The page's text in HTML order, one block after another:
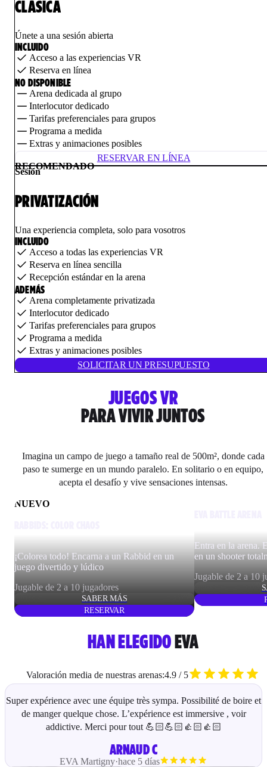
CLÁSICA
Únete a una sesión abierta
INCLUIDO
Acceso a las experiencias VR
Reserva en línea
NO DISPONIBLE
Arena dedicada al grupo
Interlocutor dedicado
Tarifas preferenciales para grupos
Programa a medida
Extras y animaciones posibles
RESERVAR EN LÍNEA
RECOMENDADO
Sesión
PRIVATIZACIÓN
Una experiencia completa, solo para vosotros
INCLUIDO
Acceso a todas las experiencias VR
Reserva en línea sencilla
Recepción estándar en la arena
ADEMÁS
Arena completamente privatizada
Interlocutor dedicado
Tarifas preferenciales para grupos
Programa a medida
Extras y animaciones posibles
SOLICITAR UN PRESUPUESTO
JUEGOS VR
PARA VIVIR JUNTOS
Imagina un campo de juego a tamaño real de 500m², donde cada
paso te sumerge en un mundo paralelo. En solitario o en equipo,
acepta el desafío y vive sensaciones intensas.
NUEVO
¡Colorea todo! Encarna a un Rabbid en un
juego divertido y lúdico
Jugable de 2 a 10 jugadores
SABER MÁS
RESERVAR
Entra en la arena.
en un shooter
Jugable de 2 a 10
HAN ELEGIDOEVA
Valoración media de nuestras arenas:4.9 / 5
Super expérience avec une équipe très sympa. Possibilité de boire et
de manger quelque chose. L’expérience est immersive , voir
addictive. Merci pour tout 💪🏻💪🏻👍🏻👍🏻
ARNAUD C
EVA Martigny·hace 5 días